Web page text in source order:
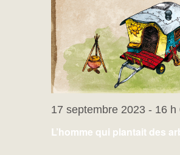
L’homme qui plantait des
17 septembre 2023 - 16 h